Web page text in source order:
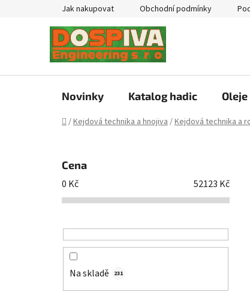
Jak nakupovat Obchodní podmínky
Novinky Katalog hadic Oleje
Domů
/Kejdová technika a hnojiva/Kejdová technika a
Cena
0 Kč 52123 Kč
Na skladě 231